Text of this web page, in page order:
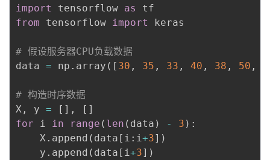
import
tensorflow as
from tensorflow import keras
# 假设服务器CPU负载数据
data = np . array ( [ 30 , 35 , 33 , 40 , 38 , 50 ,
# 构造时序数据
X , y = [ ] , [ ]
for i in range ( len ( data ) - 3 ) :
    X
. append ( data [ i : i +3] )
    y
. append ( data [ i +3] )